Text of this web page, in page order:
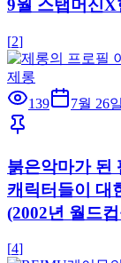
9월 스탭머신X
[2]
제롱
139
7월 26
붉은악마가 된
캐릭터들이 대
(2002년 월드
[4]